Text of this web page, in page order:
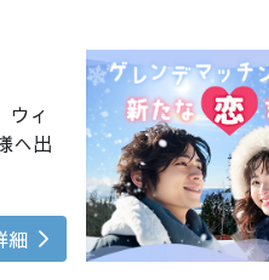
ィ
へ出
細